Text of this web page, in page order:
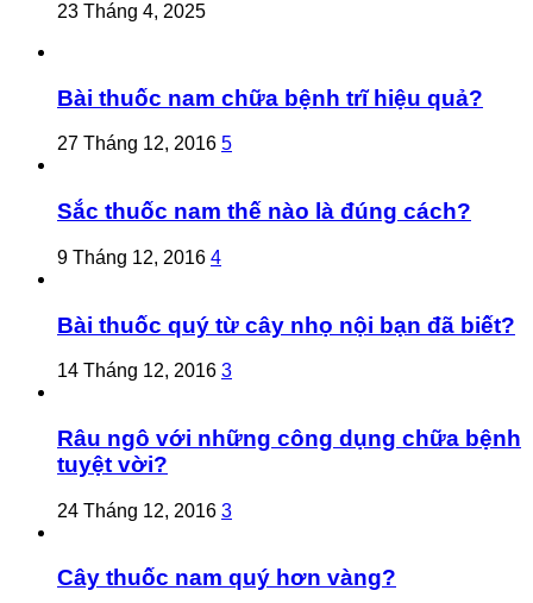
23 Tháng 4, 2025
Bài thuốc nam chữa bệnh trĩ hiệu quả?
27 Tháng 12, 2016 5
Sắc thuốc nam thế nào là đúng cách?
9 Tháng 12, 2016 4
Bài thuốc quý từ cây nhọ nội bạn đã biết?
14 Tháng 12, 2016 3
Râu ngô với những công dụng chữa bệnh
tuyệt vời?
24 Tháng 12, 2016 3
Cây thuốc nam quý hơn vàng?